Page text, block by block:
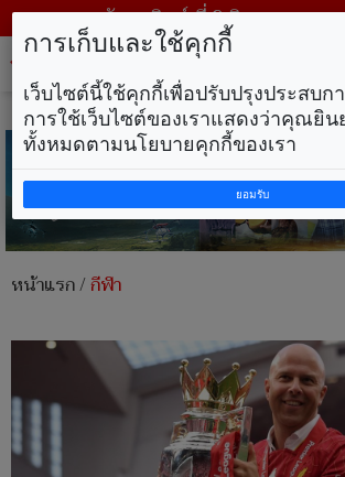
วันอาทิตย์ ที่ 9 สิงหาคม พ.ศ.
หน้าแรก/กีฬา
การเก็บและใช้คุกกี้
เว็บไซต์นี้ใช้คุกกี้เพื่อปรับปรุงประสบ
การใช้เว็บไซต์ของเราแสดงว่าคุณยิ
ทั้งหมดตามนโยบายคุกกี้ของเรา
ยอมรับ